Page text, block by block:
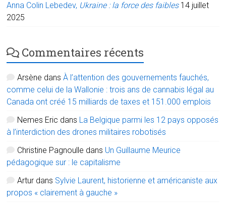
Anna Colin Lebedev, Ukraine : la force des faibles 14 juillet
2025
Commentaires récents
Arsène dansÀ l’attention des gouvernements fauchés,
comme celui de la Wallonie : trois ans de cannabis légal au
Canada ont créé 15 milliards de taxes et 151.000 emplois
Nemes Eric dans La Belgique parmi les 12 pays opposés
à l’interdiction des drones militaires robotisés
Christine Pagnoulle dans Un Guillaume Meurice
pédagogique sur : le capitalisme
Artur dans Sylvie Laurent, historienne et américaniste aux
propos « clairement à gauche »